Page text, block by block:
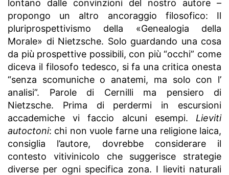
lontano dalle convinzioni del nostro autore –
propongo un altro ancoraggio filosofico: Il
pluriprospettivismo della «Genealogia della
Morale» di Nietzsche. Solo guardando una cosa
da più prospettive possibili, con più “occhi” come
diceva il filosofo tedesco, si fa una critica onesta
“senza scomuniche o anatemi, ma solo con l’
analisi”. Parole di Cernilli ma pensiero di
Nietzsche. Prima di perdermi in escursioni
accademiche vi faccio alcuni esempi. Lieviti
autoctoni: chi non vuole farne una religione laica,
consiglia l’autore, dovrebbe considerare il
contesto vitivinicolo che suggerisce strategie
diverse per ogni specifica zona. I lieviti naturali